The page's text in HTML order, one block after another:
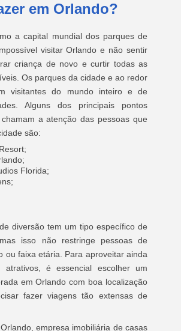
em Orlando?
a capital mundial dos parques de
visitar Orlando e não sentir
criança de novo e curtir todas as
Os parques da cidade e ao redor
visitantes do mundo inteiro e de
Alguns dos principais pontos
a atenção das pessoas que
são:
Florida;
diversão tem um tipo específico de
isso não restringe pessoas de
ou faixa etária. Para aproveitar ainda
atrativos, é essencial escolher um
em Orlando com boa localização
fazer viagens tão extensas de
empresa imobiliária de casas